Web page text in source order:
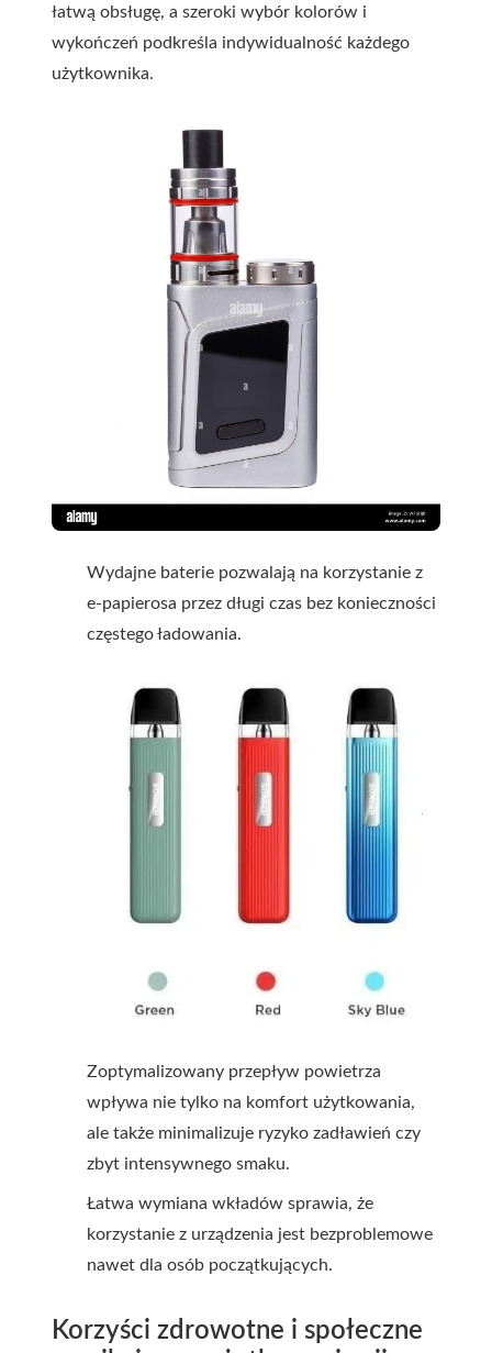
łatwą obsługę, a szeroki wybór kolorów i
wykończeń podkreśla indywidualność każdego
użytkownika.
Wydajne baterie pozwalają na korzystanie z
e-papierosa przez długi czas bez konieczności
częstego ładowania.
Zoptymalizowany przepływ powietrza
wpływa nie tylko na komfort użytkowania,
ale także minimalizuje ryzyko zadławień czy
zbyt intensywnego smaku.
Łatwa wymiana wkładów sprawia, że
korzystanie z urządzenia jest bezproblemowe
nawet dla osób początkujących.
Korzyści zdrowotne i społeczne